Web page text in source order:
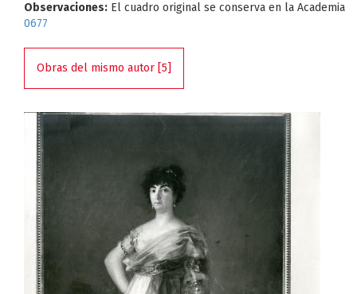
Observaciones: El cuadro original se conserva en la Academia
0677
Obras del mismo autor [5]